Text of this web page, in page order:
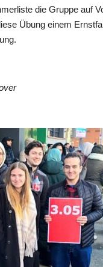
die Gruppe auf
Übung einem